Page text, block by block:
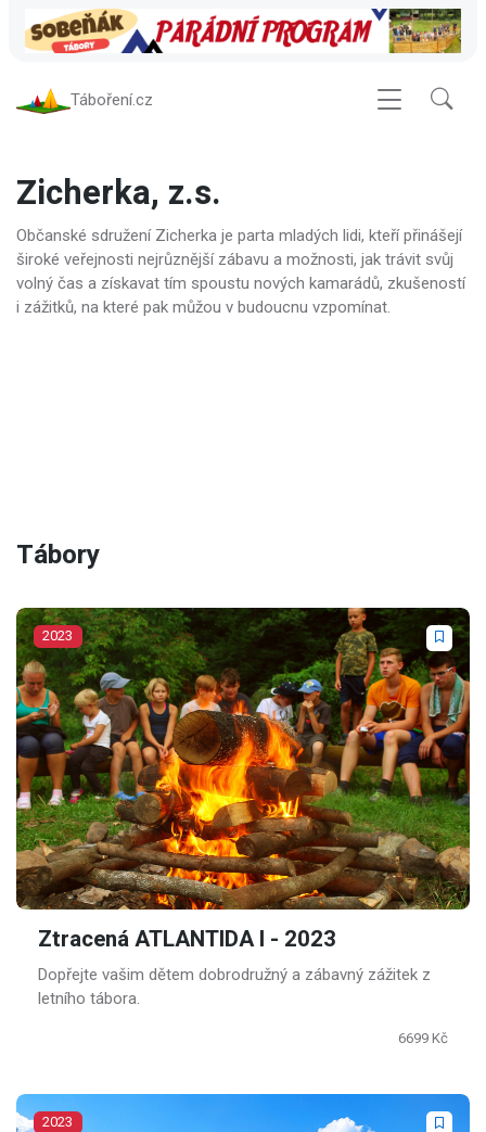
Táboření.cz
Zicherka, z.s.
Občanské sdružení Zicherka je parta mladých lidi, kteří přinášejí
široké veřejnosti nejrůznější zábavu a možnosti, jak trávit svůj
volný čas a získavat tím spoustu nových kamarádů, zkušeností
i zážitků, na které pak můžou v budoucnu vzpomínat.
Tábory
2023
Ztracená ATLANTIDA I - 2023
Dopřejte vašim dětem dobrodružný a zábavný zážitek z
letního tábora.
6699 Kč
2023